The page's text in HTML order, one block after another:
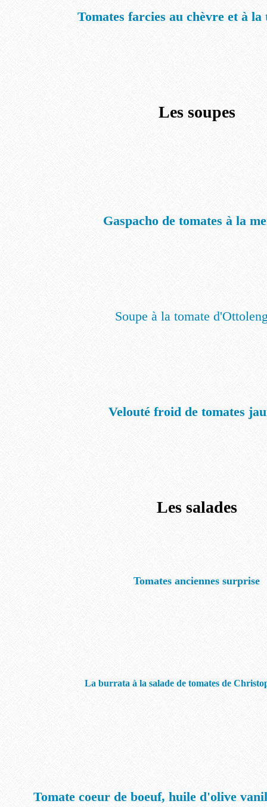
Tomates farcies au chèvre et à la
Les soupes
Gaspacho de tomates à la
Soupe à la tomate
Velouté froid de tomates
Les salades
Tomates anciennes surprise
La burrata à la salade de tomates de
Tomate coeur de boeuf, huile d'olive